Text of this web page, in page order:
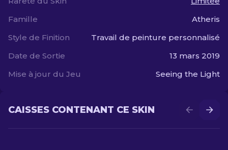
Famille
Atheris
Style de Finition
Travail de peinture personnalisé
Date de Sortie
13 mars 2019
Mise à jour du Jeu
Seeing the Light
CAISSES CONTENANT CE SKIN